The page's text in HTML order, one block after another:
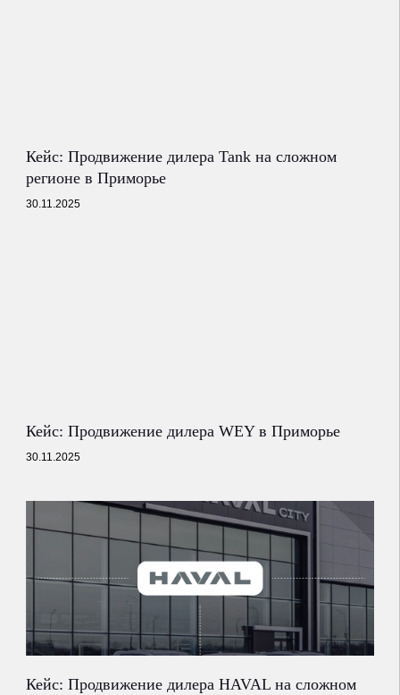
Кейс: Продвижение дилера Tank на сложном
регионе в Приморье
30.11.2025
Кейс: Продвижение дилера WEY в Приморье
30.11.2025
Кейс: Продвижение дилера HAVAL на сложном